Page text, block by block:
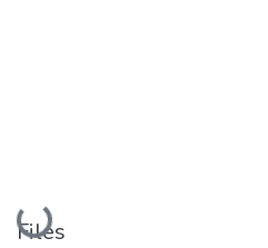
Loading...
Files